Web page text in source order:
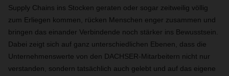
Supply Chains ins Stocken geraten oder sogar zeitweilig völlig
zum Erliegen kommen, rücken Menschen enger zusammen und
bringen das einander Verbindende noch stärker ins Bewusstsein.
Dabei zeigt sich auf ganz unterschiedlichen Ebenen, dass die
Unternehmenswerte von den DACHSER-Mitarbeitern nicht nur
verstanden, sondern tatsächlich auch gelebt und auf das eigene